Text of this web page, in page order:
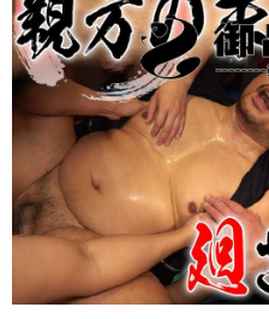
扫描二维码继续阅读